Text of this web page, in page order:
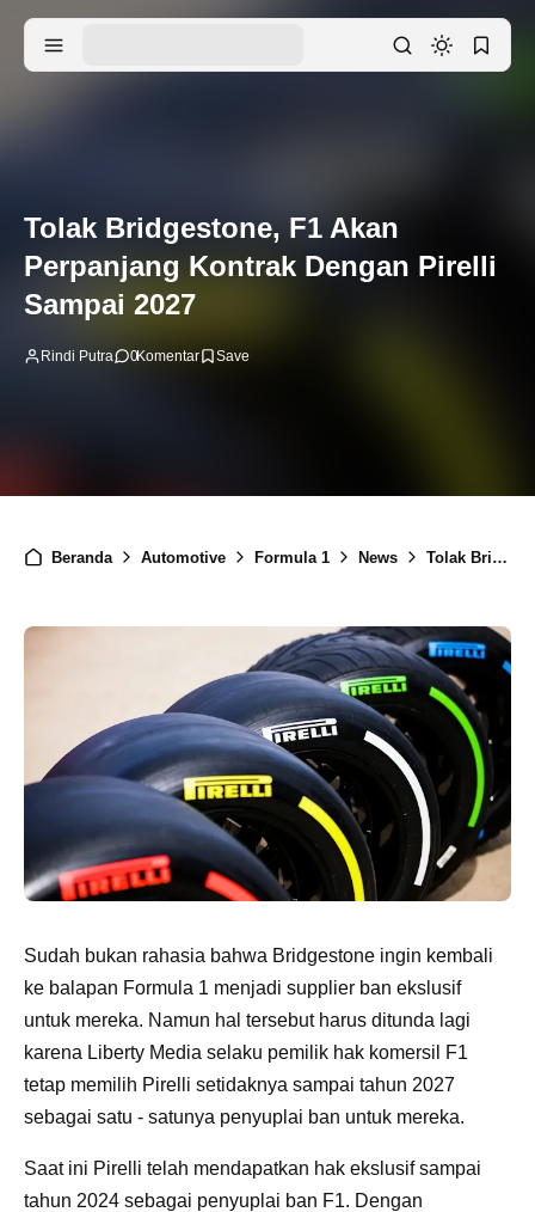
Tolak Bridgestone, F1 Akan
Perpanjang Kontrak Dengan Pirelli
Sampai 2027
Rindi Putra 0Komentar
Beranda Automotive Formula 1 News Tolak Bridgestone, F1 Akan Perpanjang Kontrak Dengan Pirelli Sampai 2027
Sudah bukan rahasia bahwa Bridgestone ingin kembali
ke balapan Formula 1 menjadi supplier ban ekslusif
untuk mereka. Namun hal tersebut harus ditunda lagi
karena Liberty Media selaku pemilik hak komersil F1
tetap memilih Pirelli setidaknya sampai tahun 2027
sebagai satu - satunya penyuplai ban untuk mereka.
Saat ini Pirelli telah mendapatkan hak ekslusif sampai
tahun 2024 sebagai penyuplai ban F1. Dengan